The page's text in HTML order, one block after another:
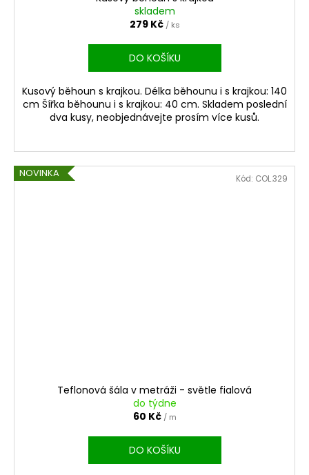
skladem
279 Kč / ks
DO KOŠÍKU
Kusový běhoun s krajkou. Délka běhounu i s krajkou: 140
cm Šířka běhounu i s krajkou: 40 cm. Skladem poslední
dva kusy, neobjednávejte prosím více kusů.
NOVINKA
Teflonová šála v metráži - světle fialová
do týdne
60 Kč / m
DO KOŠÍKU
Kód: COL.329